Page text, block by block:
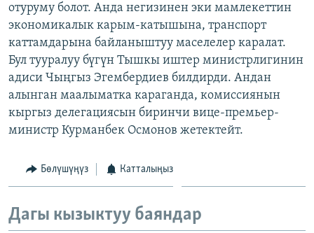
АЗАТТЫК+
ЫҢГАЙСЫЗ СУРООЛОР
ЭЕ/АРнун бардык сайттары
отуруму болот. Анда негизинен эки мамлекеттин
экономикалык карым-катышына, транспорт
каттамдарына байланыштуу маселелер каралат.
Бул тууралуу бүгүн Тышкы иштер министрлигинин
адиси Чыңгыз Эгембердиев билдирди. Андан
алынган маалыматка караганда, комиссиянын
кыргыз делегациясын биринчи вице-премьер-
министр Курманбек Осмонов жетектейт.
Бөлүшүңүз Катталыңыз
Дагы кызыктуу баяндар